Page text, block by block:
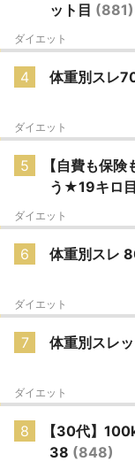
ット目 (881)
ダイエット
4 体重別スレ
ダイエット
5
【自費も保
う★19キロ目
ダイエット
6 体重別スレ
ダイエット
7 体重別スレ
ダイエット
8
【30代】
38 (848)